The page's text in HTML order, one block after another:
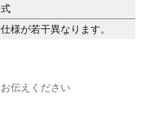
様が若干異なります。
伝えください